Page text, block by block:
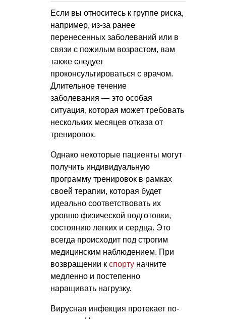
Если вы относитесь к группе риска,
например, из-за ранее
перенесенных заболеваний или в
связи с пожилым возрастом, вам
также следует
проконсультироваться с врачом.
Длительное течение
заболевания — это особая
ситуация, которая может требовать
нескольких месяцев отказа от
тренировок.
Однако некоторые пациенты могут
получить индивидуальную
программу тренировок в рамках
своей терапии, которая будет
идеально соответствовать их
уровню физической подготовки,
состоянию легких и сердца. Это
всегда происходит под строгим
медицинским наблюдением. При
возвращении к спорту начните
медленно и постепенно
наращивать нагрузку.
Вирусная инфекция протекает по-